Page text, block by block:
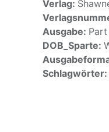
Verlag:
Ausgabe: Part
DOB_Sparte:
Schlagwörter: